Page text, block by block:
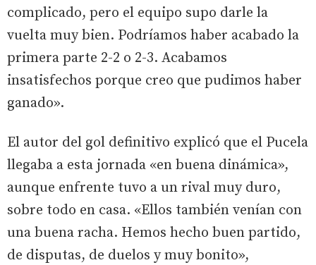
complicado, pero el equipo supo darle la
vuelta muy bien. Podríamos haber acabado la
primera parte 2-2 o 2-3. Acabamos
insatisfechos porque creo que pudimos haber
ganado».
El autor del gol definitivo explicó que el Pucela
llegaba a esta jornada «en buena dinámica»,
aunque enfrente tuvo a un rival muy duro,
sobre todo en casa. «Ellos también venían con
una buena racha. Hemos hecho buen partido,
de disputas, de duelos y muy bonito»,